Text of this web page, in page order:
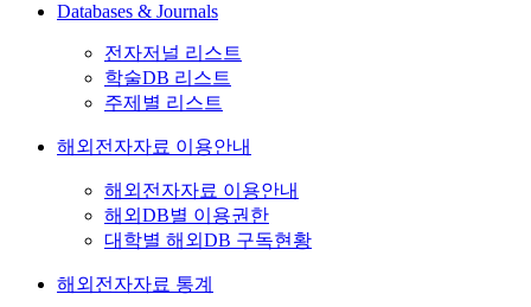
Databases & Journals
전자저널 리스트
학술DB 리스트
주제별 리스트
해외전자자료 이용안내
해외전자자료 이용안내
해외DB별 이용권한
대학별 해외DB 구독현황
해외전자자료 통계